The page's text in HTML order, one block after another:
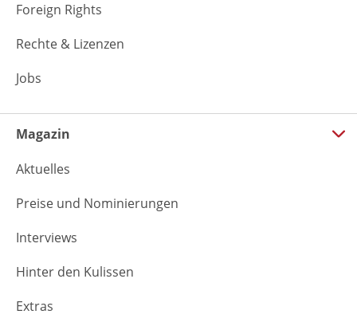
Foreign Rights
Rechte & Lizenzen
Jobs
Magazin
Aktuelles
Preise und Nominierungen
Interviews
Hinter den Kulissen
Extras